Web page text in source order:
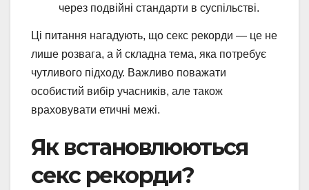
через подвійні стандарти в суспільстві.
Ці питання нагадують, що секс рекорди — це не
лише розвага, а й складна тема, яка потребує
чутливого підходу. Важливо поважати
особистий вибір учасників, але також
враховувати етичні межі.
Як встановлюються
секс рекорди?